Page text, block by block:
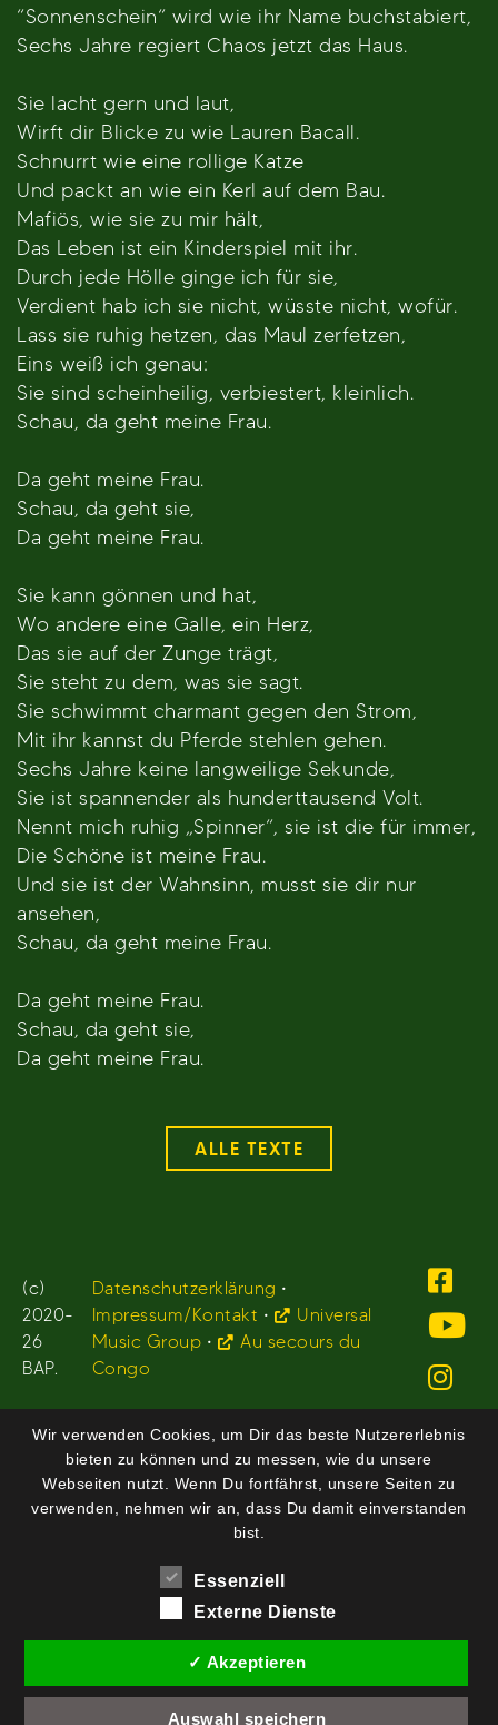
“Sonnenschein“ wird wie ihr Name buchstabiert,
Sechs Jahre regiert Chaos jetzt das Haus.
Sie lacht gern und laut,
Wirft dir Blicke zu wie Lauren Bacall.
Schnurrt wie eine rollige Katze
Und packt an wie ein Kerl auf dem Bau.
Mafiös, wie sie zu mir hält,
Das Leben ist ein Kinderspiel mit ihr.
Durch jede Hölle ginge ich für sie,
Verdient hab ich sie nicht, wüsste nicht, wofür.
Lass sie ruhig hetzen, das Maul zerfetzen,
Eins weiß ich genau:
Sie sind scheinheilig, verbiestert, kleinlich.
Schau, da geht meine Frau.
Da geht meine Frau.
Schau, da geht sie,
Da geht meine Frau.
Sie kann gönnen und hat,
Wo andere eine Galle, ein Herz,
Das sie auf der Zunge trägt,
Sie steht zu dem, was sie sagt.
Sie schwimmt charmant gegen den Strom,
Mit ihr kannst du Pferde stehlen gehen.
Sechs Jahre keine langweilige Sekunde,
Sie ist spannender als hunderttausend Volt.
Nennt mich ruhig „Spinner“, sie ist die für immer,
Die Schöne ist meine Frau.
Und sie ist der Wahnsinn, musst sie dir nur
ansehen,
Schau, da geht meine Frau.
Da geht meine Frau.
Schau, da geht sie,
Da geht meine Frau.
ALLE TEXTE
(c)
2020-
26
BAP.
Datenschutzerklärung •
Impressum/Kontakt •
Universal
Music Group •
Au secours du
Congo
Wir verwenden Cookies, um Dir das beste Nutzererlebnis
bieten zu können und zu messen, wie du unsere
Webseiten nutzt. Wenn Du fortfährst, unsere Seiten zu
verwenden, nehmen wir an, dass Du damit einverstanden
bist.
Essenziell
Externe Dienste
✓ Akzeptieren
Auswahl speichern